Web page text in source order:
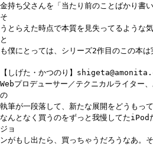
金持ち父さんを「当たり前のことばかり書
そ
うとらえた時点で本質を見失ってるような
と
も僕にとっては、シリーズ2作目のこの本は
【しげた・かつのり】
Webプロデューサー／テクニカルライター
の
執筆が一段落して、新たな展開をどうもっ
なんとなく買うのをずっと我慢してたiPod
ジョ
ンがもし出たら、買っちゃうだろうなあ。